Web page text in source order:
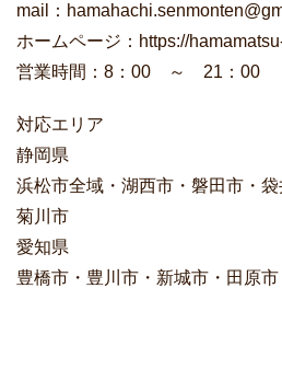
mail：
ホームページ：https://
営業時間：8：00 ～ 21：00
対応エリア
静岡県
浜松市全域・湖西市・磐田市・
菊川市
愛知県
豊橋市・豊川市・新城市・田原市